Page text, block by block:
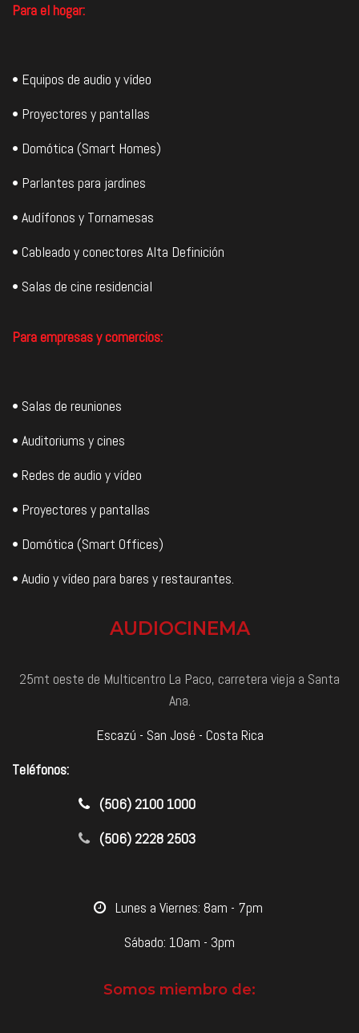
Para el hogar:
• Equipos de audio y vídeo
• Proyectores y pantallas
• Domótica (Smart Homes)
• Parlantes para jardines
• Audífonos y Tornamesas
• Cableado y conectores Alta Definición
• Salas de cine residencial
Para empresas y comercios:
• Salas de reuniones
• Auditoriums y cines
• Redes de audio y vídeo
• Proyectores y pantallas
• Domótica (Smart Offices)
• Audio y vídeo para bares y restaurantes.
AUDIOCINEMA
25mt oeste de Multicentro La Paco, carretera vieja a Santa
Ana.
Escazú - San José - Costa Rica
Teléfonos:
​(506) 2100 1000
(506) 2228 2503
​Lunes a Viernes: 8am - 7pm
Sábado: 10am - 3pm
Somos miembro de: